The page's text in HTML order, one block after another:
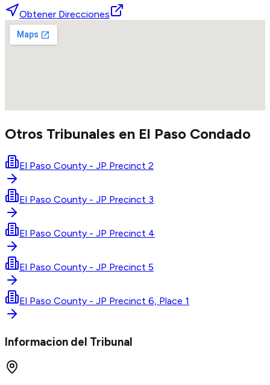
Obtener Direcciones
Otros Tribunales en El Paso Condado
El Paso County - JP Precinct 2
El Paso County - JP Precinct 3
El Paso County - JP Precinct 4
El Paso County - JP Precinct 5
El Paso County - JP Precinct 6, Place 1
Informacion del Tribunal